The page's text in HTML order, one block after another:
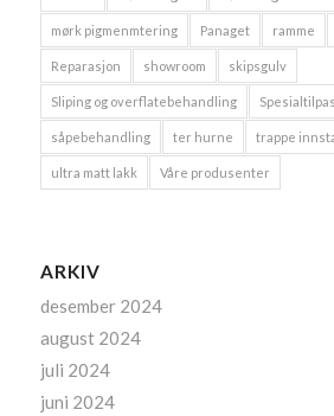
mørk pigmenmtering Panaget ramme
Reparasjon showroom skipsgulv
Sliping og overflatebehandling
såpebehandling ter hurne trappe
ultra matt lakk Våre produsenter
ARKIV
desember 2024
august 2024
juli 2024
juni 2024